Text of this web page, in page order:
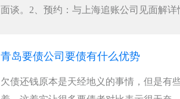
面谈。2、预约：与上海追账公司见面解
青岛要债公司要债有什么优势
欠债还钱原本是天经地义的事情，但是有